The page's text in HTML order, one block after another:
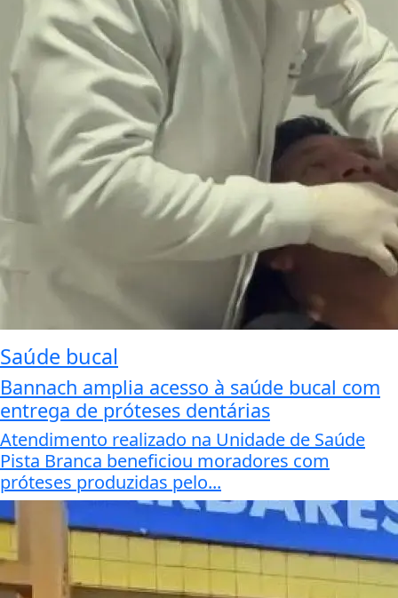
Saúde bucal
Bannach amplia acesso à saúde bucal com
entrega de próteses dentárias
Atendimento realizado na Unidade de Saúde
Pista Branca beneficiou moradores com
próteses produzidas pelo...